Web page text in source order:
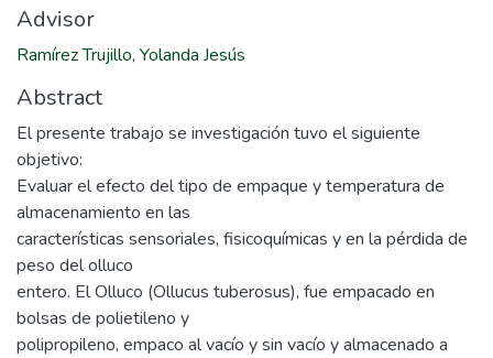
Advisor
Ramírez Trujillo, Yolanda Jesús
Abstract
El presente trabajo se investigación tuvo el siguiente
objetivo:
Evaluar el efecto del tipo de empaque y temperatura de
almacenamiento en las
características sensoriales, fisicoquímicas y en la pérdida de
peso del olluco
entero. El Olluco (Ollucus tuberosus), fue empacado en
bolsas de polietileno y
polipropileno, empaco al vacío y sin vacío y almacenado a